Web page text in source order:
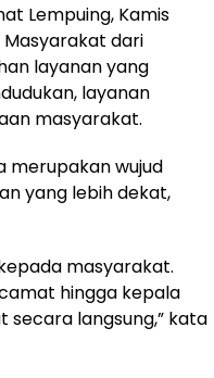
Lempuing, Kamis
dari
layanan yang
layanan
masyarakat.
merupakan wujud
yang lebih dekat,
masyarakat.
hingga kepala
langsung,” kata